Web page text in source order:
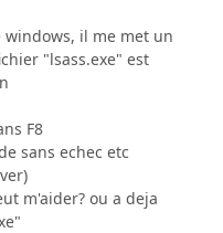
windows, il me met un
"lsass.exe" est
F8
sans echec etc
m'aider? ou a deja